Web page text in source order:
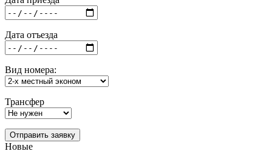
Дата отъезда
Вид номера:
Трансфер
Отправить заявку
Новые